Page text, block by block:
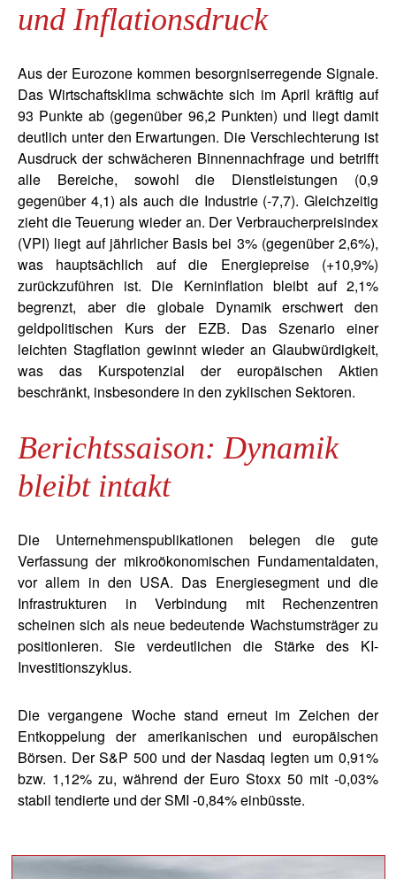
und Inflationsdruck
Aus der Eurozone kommen besorgniserregende Signale.
Das Wirtschaftsklima schwächte sich im April kräftig auf
93 Punkte ab (gegenüber 96,2 Punkten) und liegt damit
deutlich unter den Erwartungen. Die Verschlechterung ist
Ausdruck der schwächeren Binnennachfrage und betrifft
alle Bereiche, sowohl die Dienstleistungen (0,9
gegenüber 4,1) als auch die Industrie (-7,7). Gleichzeitig
zieht die Teuerung wieder an. Der Verbraucherpreisindex
(VPI) liegt auf jährlicher Basis bei 3% (gegenüber 2,6%),
was hauptsächlich auf die Energiepreise (+10,9%)
zurückzuführen ist. Die Kerninflation bleibt auf 2,1%
begrenzt, aber die globale Dynamik erschwert den
geldpolitischen Kurs der EZB. Das Szenario einer
leichten Stagflation gewinnt wieder an Glaubwürdigkeit,
was das Kurspotenzial der europäischen Aktien
beschränkt, insbesondere in den zyklischen Sektoren.
Berichtssaison: Dynamik
bleibt intakt
Die Unternehmenspublikationen belegen die gute
Verfassung der mikroökonomischen Fundamentaldaten,
vor allem in den USA. Das Energiesegment und die
Infrastrukturen in Verbindung mit Rechenzentren
scheinen sich als neue bedeutende Wachstumsträger zu
positionieren. Sie verdeutlichen die Stärke des KI-
Investitionszyklus.
Die vergangene Woche stand erneut im Zeichen der
Entkoppelung der amerikanischen und europäischen
Börsen. Der S&P 500 und der Nasdaq legten um 0,91%
bzw. 1,12% zu, während der Euro Stoxx 50 mit -0,03%
stabil tendierte und der SMI -0,84% einbüsste.